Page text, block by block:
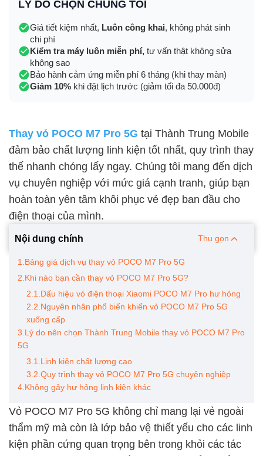
LÝ DO CHỌN CHÚNG TÔI
Giá tiết kiệm nhất, Luôn công khai, không phát sinh
chi phí
Kiểm tra máy luôn miễn phí, tư vấn thật không sửa
không sao
Bảo hành cảm ứng miễn phí 6 tháng (khi thay màn)
Giảm 10% khi đặt lịch trước (giảm tối đa 50.000đ)
Thay vỏ POCO M7 Pro 5G tại Thành Trung Mobile
đảm bảo chất lượng linh kiện tốt nhất, quy trình thay
thế nhanh chóng lấy ngay. Chúng tôi mang đến dịch
vụ chuyên nghiệp với mức giá cạnh tranh, giúp bạn
hoàn toàn yên tâm khôi phục vẻ đẹp ban đầu cho
điện thoại của mình.
Nội dung chính Thu gọn
1.Bảng giá dịch vụ thay vỏ POCO M7 Pro 5G
2.Khi nào bạn cần thay vỏ POCO M7 Pro 5G?
2.1.Dấu hiệu vỏ điện thoại Xiaomi POCO M7 Pro hư hỏng
2.2.Nguyên nhân phổ biến khiến vỏ POCO M7 Pro 5G
xuống cấp
3.Lý do nên chọn Thành Trung Mobile thay vỏ POCO M7 Pro
5G
3.1.Linh kiện chất lượng cao
3.2.Quy trình thay vỏ POCO M7 Pro 5G chuyên nghiệp
4.Không gây hư hỏng linh kiện khác
Vỏ POCO M7 Pro 5G không chỉ mang lại vẻ ngoài
thẩm mỹ mà còn là lớp bảo vệ thiết yếu cho các linh
kiện phần cứng quan trọng bên trong khỏi các tác